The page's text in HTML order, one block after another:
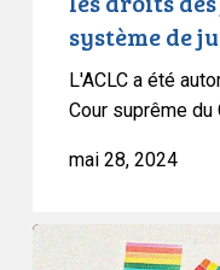
dans
système
pénale
système de
L'ACLC a été
Cour suprême du
mai 28, 2024
Mise